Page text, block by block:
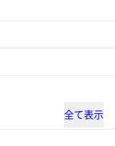
全て表示